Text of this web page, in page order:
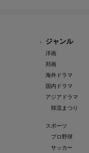
ジャンル
洋画
邦画
海外ドラマ
国内ドラマ
アジアドラマ
韓流まつり
スポーツ
プロ野球
サッカー